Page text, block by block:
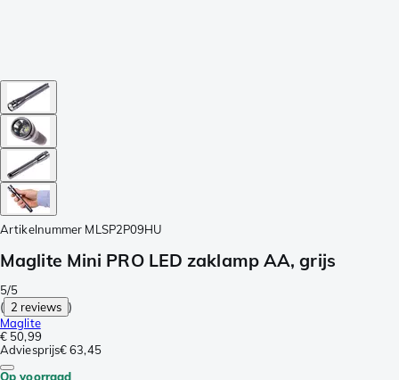
Artikelnummer MLSP2P09HU
Maglite Mini PRO LED zaklamp AA, grijs
5/5
( 2 reviews )
Maglite
€ 50,99
Adviesprijs€ 63,45
Op voorraad